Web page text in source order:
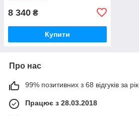
8 340 ₴
Купити
Про нас
99% позитивних з 68 відгуків за рік
Працює з 28.03.2018